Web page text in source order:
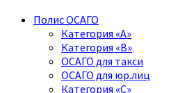
Полис ОСАГО
Категория «A»
Категория «B»
ОСАГО для такси
ОСАГО для юр.лиц
Категория «C»